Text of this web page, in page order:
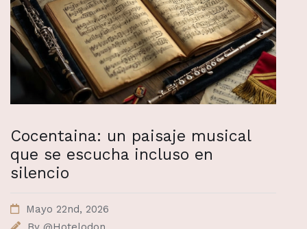
Cocentaina: un paisaje musical
que se escucha incluso en
silencio
Mayo 22nd, 2026